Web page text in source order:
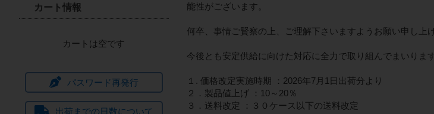
能性がございます。
何卒、事情ご賢察の上、ご理解下さいますようお願い申し上げ
今後とも安定供給に向けた対応に全力で取り組んでまいりま
１. 価格改定実施時期 ：2026年7月1日出荷分より
２．製品値上げ ：10～20％
３．送料改定 ：３０ケース以下の送料改定
カート情報
カートは空です
パスワード再発行
出荷までの日数について